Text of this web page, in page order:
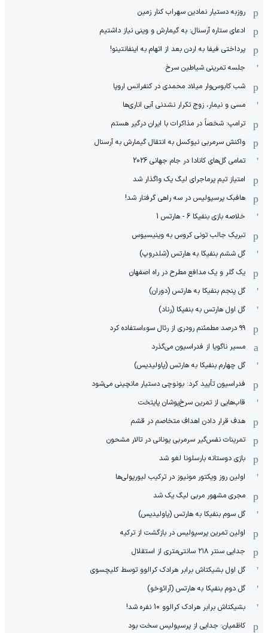
روزبه دستیار نمادین سهراب کنار زمین
ادعای ستاره آرسنال: به گیمارش و وینی نیاز داشتیم
پرداختی فیفا به اردن بعد از اتهام به اینفانتینو!
جلسه تمرینی شیاطین سرخ
شب کابوس‌وار میلاد محمدی در کنفرانس اروپا
مسی و نیمار، زوج تکرار نشدنی آبی اناری‌ها
ترامپ: شخصاً در مذاکرات با ایران درگیر هستم
واکنش سرمربی نیوکسل به انتقال گیمارش به آرسنال
تمامی گل‌های کانادا در جام جهانی 2026
امتیاز تیم پرماجرای لیگ یک واگذار شد
هافبک پرسپولیس در سه راهی گرفتار شد!
خلاصه بازی بنفیکا 6 - هارتس 1
تبریک جالب تونی کروس به وینیسیوس
گل ششم بنفیکا به هارتس (شلدروپ)
یک گلر و یک مدافع مطرح در راه اصفهان
گل پنجم بنفیکا به هارتس (دوران)
گل اول هارتس به بنفیکا (رناد)
۹۹ درصد مطمئنم رودری از رئال سوءاستفاده کرد
مسیر ناگویا از فدراسیون می‌گذرد
گل چهارم بنفیکا به هارتس (پاولیدیس)
فدراسیون تأیید کرد: بونوچی دستیار مانچینی می‌شود
قاب‌هایی از تمرین سرخ‌پوشان پایتخت
هدف قرار دادن اهداف متخاصم در قشم
‏تمرینات نفس‌گیر سرمربی یونانی در تالار مشحون
بازی دوستانه بارسلونا لغو شد
اولین روز ویکتور مونیوز در ترکیب لیورپولی‌ها
مجری مشهور مربی لیگ یک شد
گل سوم بنفیکا به هارتس (پاولیدیس)
اولین تمرین پرسپولیس در بازگشت از ترکیه
جدایی سنتر ۲۱۸ سانتی‌متری از استقلال
گل اول بشیکتاش برابر هرادک کرالوو توسط کلیچسوی
گل دوم بنفیکا به هارتس (آرائوخو)
بشیکتاش برابر هرادک کرالوو 10 نفره شد!
کاظمیان: جدایی از پرسپولیس سخت بود